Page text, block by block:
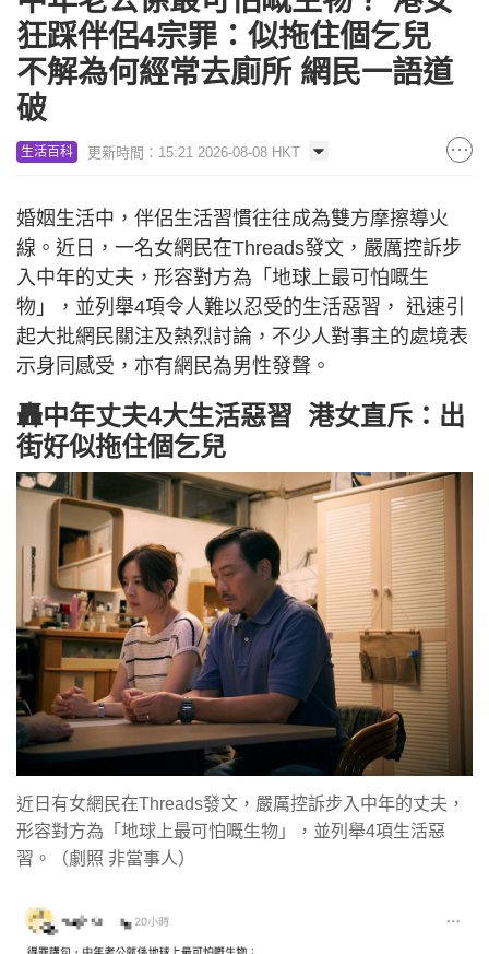
狂踩伴侶4宗罪：似拖住個乞兒
不解為何經常去廁所 網民一語道
破
生活百科 更新時間：15:21 2026-08-08 HKT
婚姻生活中，伴侶生活習慣往往成為雙方摩擦導火
線。近日，一名女網民在Threads發文，嚴厲控訴步
入中年的丈夫，形容對方為「地球上最可怕嘅生
物」，並列舉4項令人難以忍受的生活惡習， 迅速引
起大批網民關注及熱烈討論，不少人對事主的處境表
示身同感受，亦有網民為男性發聲。
轟中年丈夫4大生活惡習 港女直斥：出
街好似拖住個乞兒
近日有女網民在Threads發文，嚴厲控訴步入中年的丈夫，
形容對方為「地球上最可怕嘅生物」，並列舉4項生活惡
習。（劇照 非當事人）